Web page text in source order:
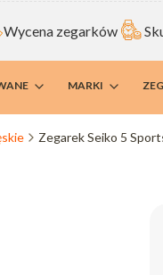
Wycena zegarków
MARKI
Zegarek Seiko 5